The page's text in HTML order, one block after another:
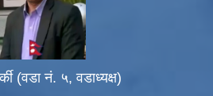
(वडा नं. ५, वडाध्यक्ष)